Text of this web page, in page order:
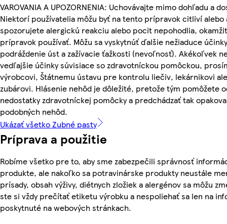
VAROVANIA A UPOZORNENIA: Uchovávajte mimo dohľadu a
Niektorí používatelia môžu byť na tento prípravok citliví alebo
spozorujete alergickú reakciu alebo pocit nepohodlia,
prípravok používať. Môžu sa vyskytnúť ďalšie nežiaduce
podráždenie úst a zažívacie ťažkosti (nevoľnosť). Akékoľvek
vedľajšie účinky súvisiace so zdravotníckou pomôckou,
výrobcovi, Štátnemu ústavu pre kontrolu liečiv, lekárnikovi
zubárovi. Hlásenie nehôd je dôležité, pretože tým pomôžete
nedostatky zdravotníckej pomôcky a predchádzať tak
podobných nehôd.
Ukázať všetko Zubné pasty
Príprava a použitie
Robíme všetko pre to, aby sme zabezpečili správnosť
produkte, ale nakoľko sa potravinárske produkty neustále
prísady, obsah výživy, diétnych zložiek a alergénov sa môžu
ste si vždy prečítať etiketu výrobku a nespoliehať sa len na
poskytnuté na webových stránkach.